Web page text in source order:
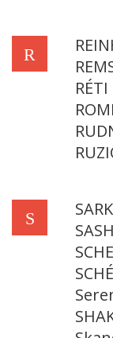
R
S